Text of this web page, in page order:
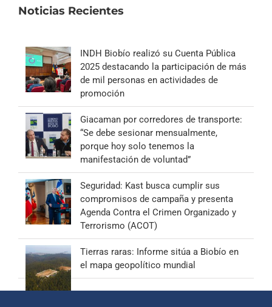
Noticias Recientes
INDH Biobío realizó su Cuenta Pública
2025 destacando la participación de más
de mil personas en actividades de
promoción
Giacaman por corredores de transporte:
“Se debe sesionar mensualmente,
porque hoy solo tenemos la
manifestación de voluntad”
Seguridad: Kast busca cumplir sus
compromisos de campaña y presenta
Agenda Contra el Crimen Organizado y
Terrorismo (ACOT)
Tierras raras: Informe sitúa a Biobío en
el mapa geopolítico mundial